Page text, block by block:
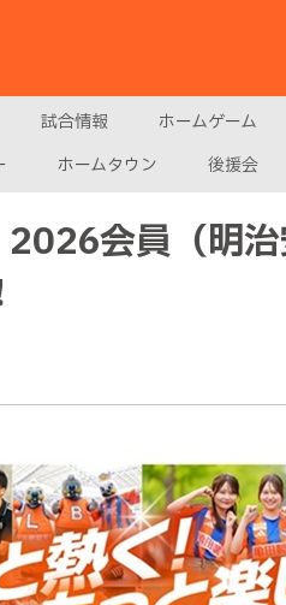
試合情報 ホームゲーム
ホームタウン 後援会
2026会員（明